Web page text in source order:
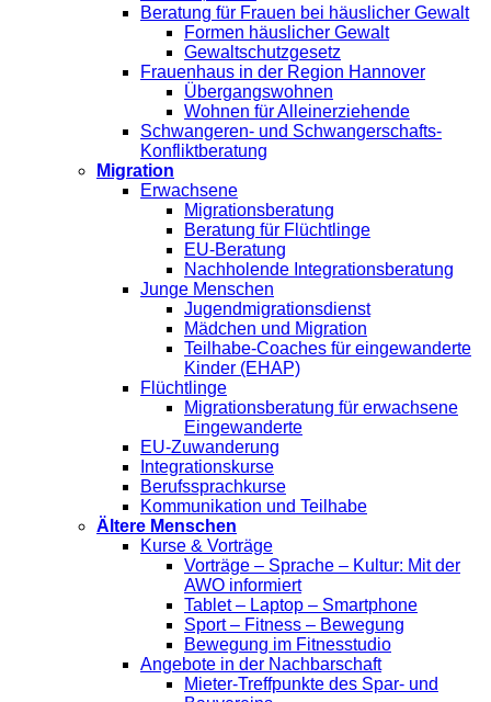
Beratung für Frauen bei häuslicher Gewalt
Formen häuslicher Gewalt
Gewaltschutzgesetz
Frauenhaus in der Region Hannover
Übergangswohnen
Wohnen für Alleinerziehende
Schwangeren- und Schwangerschafts-
Konfliktberatung
Migration
Erwachsene
Migrationsberatung
Beratung für Flüchtlinge
EU-Beratung
Nachholende Integrationsberatung
Junge Menschen
Jugendmigrationsdienst
Mädchen und Migration
Teilhabe-Coaches für eingewanderte
Kinder (EHAP)
Flüchtlinge
Migrationsberatung für erwachsene
Eingewanderte
EU-Zuwanderung
Integrationskurse
Berufssprachkurse
Kommunikation und Teilhabe
Ältere Menschen
Kurse & Vorträge
Vorträge – Sprache – Kultur: Mit der
AWO informiert
Tablet – Laptop – Smartphone
Sport – Fitness – Bewegung
Bewegung im Fitnesstudio
Angebote in der Nachbarschaft
Mieter-Treffpunkte des Spar- und